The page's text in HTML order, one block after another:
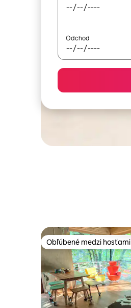
Odchod
Obľúbené medzi hosťami
Obľúbené medzi hosťami